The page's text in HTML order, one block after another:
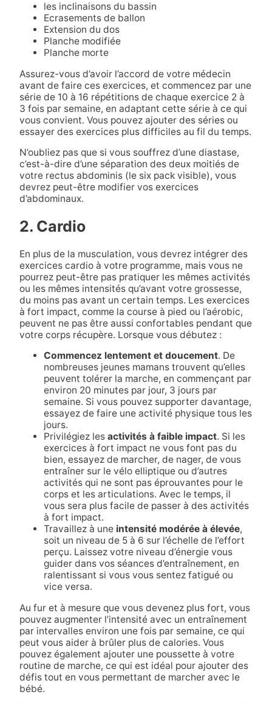
les inclinaisons du bassin
Ecrasements de ballon
Extension du dos
Planche modifiée
Planche morte
Assurez-vous d’avoir l’accord de votre médecin
avant de faire ces exercices, et commencez par une
série de 10 à 16 répétitions de chaque exercice 2 à
3 fois par semaine, en adaptant cette série à ce qui
vous convient. Vous pouvez ajouter des séries ou
essayer des exercices plus difficiles au fil du temps.
N’oubliez pas que si vous souffrez d’une diastase,
c’est-à-dire d’une séparation des deux moitiés de
votre rectus abdominis (le six pack visible), vous
devrez peut-être modifier vos exercices
d’abdominaux.
2. Cardio
En plus de la musculation, vous devrez intégrer des
exercices cardio à votre programme, mais vous ne
pourrez peut-être pas pratiquer les mêmes activités
ou les mêmes intensités qu’avant votre grossesse,
du moins pas avant un certain temps. Les exercices
à fort impact, comme la course à pied ou l’aérobic,
peuvent ne pas être aussi confortables pendant que
votre corps récupère. Lorsque vous débutez :
Commencez lentement et doucement. De
nombreuses jeunes mamans trouvent qu’elles
peuvent tolérer la marche, en commençant par
environ 20 minutes par jour, 3 jours par
semaine. Si vous pouvez supporter davantage,
essayez de faire une activité physique tous les
jours.
Privilégiez les activités à faible impact. Si les
exercices à fort impact ne vous font pas du
bien, essayez de marcher, de nager, de vous
entraîner sur le vélo elliptique ou d’autres
activités qui ne sont pas éprouvantes pour le
corps et les articulations. Avec le temps, il
vous sera plus facile de passer à des activités
à fort impact.
Travaillez à une intensité modérée à élevée,
soit un niveau de 5 à 6 sur l’échelle de l’effort
perçu. Laissez votre niveau d’énergie vous
guider dans vos séances d’entraînement, en
ralentissant si vous vous sentez fatigué ou
vice versa.
Au fur et à mesure que vous devenez plus fort, vous
pouvez augmenter l’intensité avec un entraînement
par intervalles environ une fois par semaine, ce qui
peut vous aider à brûler plus de calories. Vous
pouvez également ajouter une poussette à votre
routine de marche, ce qui est idéal pour ajouter des
défis tout en vous permettant de marcher avec le
bébé.